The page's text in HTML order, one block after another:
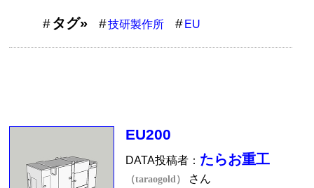
タグ» 技研製作所 EU
EU200
DATA投稿者： たらお重工
（taraogold） さん